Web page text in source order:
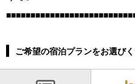
ご希望の宿泊プランをお選びく